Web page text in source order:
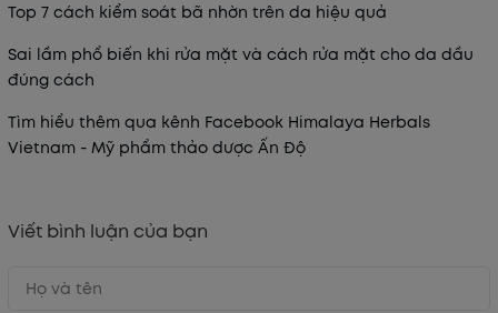
Top 7 cách kiểm soát bã nhờn trên da hiệu quả
Sai lầm phổ biến khi rửa mặt và cách rửa mặt cho da dầu
đúng cách
Tìm hiểu thêm qua kênh Facebook Himalaya Herbals
Vietnam - Mỹ phẩm thảo dược Ấn Độ
Viết bình luận của bạn